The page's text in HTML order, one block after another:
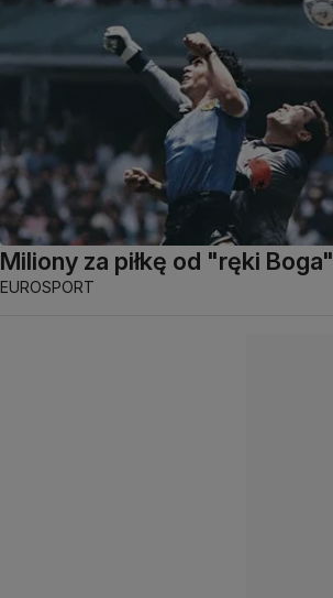
Miliony za piłkę od "ręki Boga"
EUROSPORT